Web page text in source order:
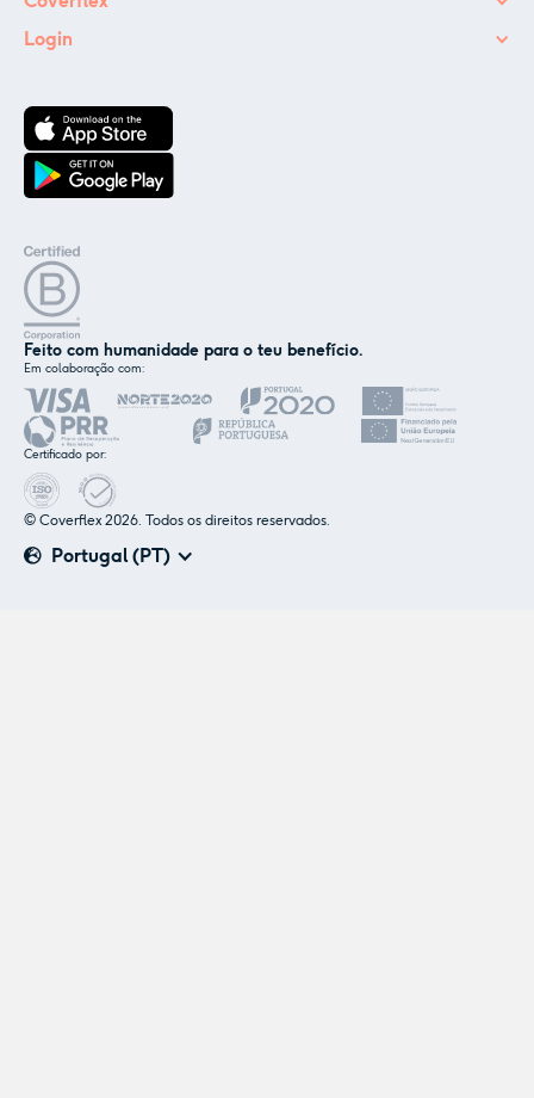
Login
Feito com humanidade para o teu benefício.
Em colaboração com:
Certificado por:
Portugal (PT)
© Coverflex 2026. Todos os direitos reservados.